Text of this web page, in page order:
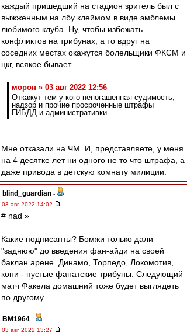
каждый пришедший на стадион зритель был с
выжженным на лбу клеймом в виде эмблемы
любимого клуба. Ну, чтобы избежать
конфликтов на трибунах, а то вдруг на
соседних местах окажутся болельщики ФКСМ и
цкг, всякое бывает.
морон » 03 авг 2022 12:56
Откажут тем у кого непогашенная судимость,
надзор и прочие просроченные штрафы
ГИБДД и административки.
Мне отказали на ЧМ. И, представляете, у меня
на 4 десятке лет ни одного не то что штрафа, а
даже привода в детскую комнату милиции.
blind_guardian -
03 авг 2022 14:02
# nad »
Какие подписанты? Бомжи только дали
"заднюю" до введения фан-айди на своей
баклан арене. Динамо, Торпедо, Локомотив,
кони - пустые фанатские трибуны. Следующий
матч Факела домашний тоже будет выглядеть
по другому.
BM1964 -
03 авг 2022 13:27